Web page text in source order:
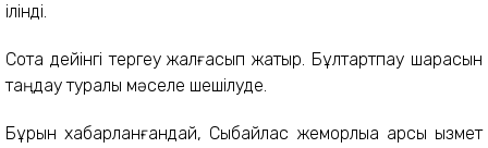
ілінді.
Сотқа дейінгі тергеу жалғасып жатыр. Бұлтартпау шарасын
таңдау туралы мәселе шешілуде.
Бұрын хабарланғандай, Сыбайлас жемқорлыққа қарсы қызмет